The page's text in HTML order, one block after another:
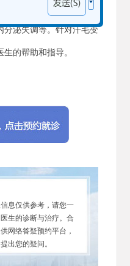
泌失调等。针对汗毛变
的帮助和指导。
息仅供参考，请您一
生的诊断与治疗。合
网络答疑预约平台，
出您的疑问。